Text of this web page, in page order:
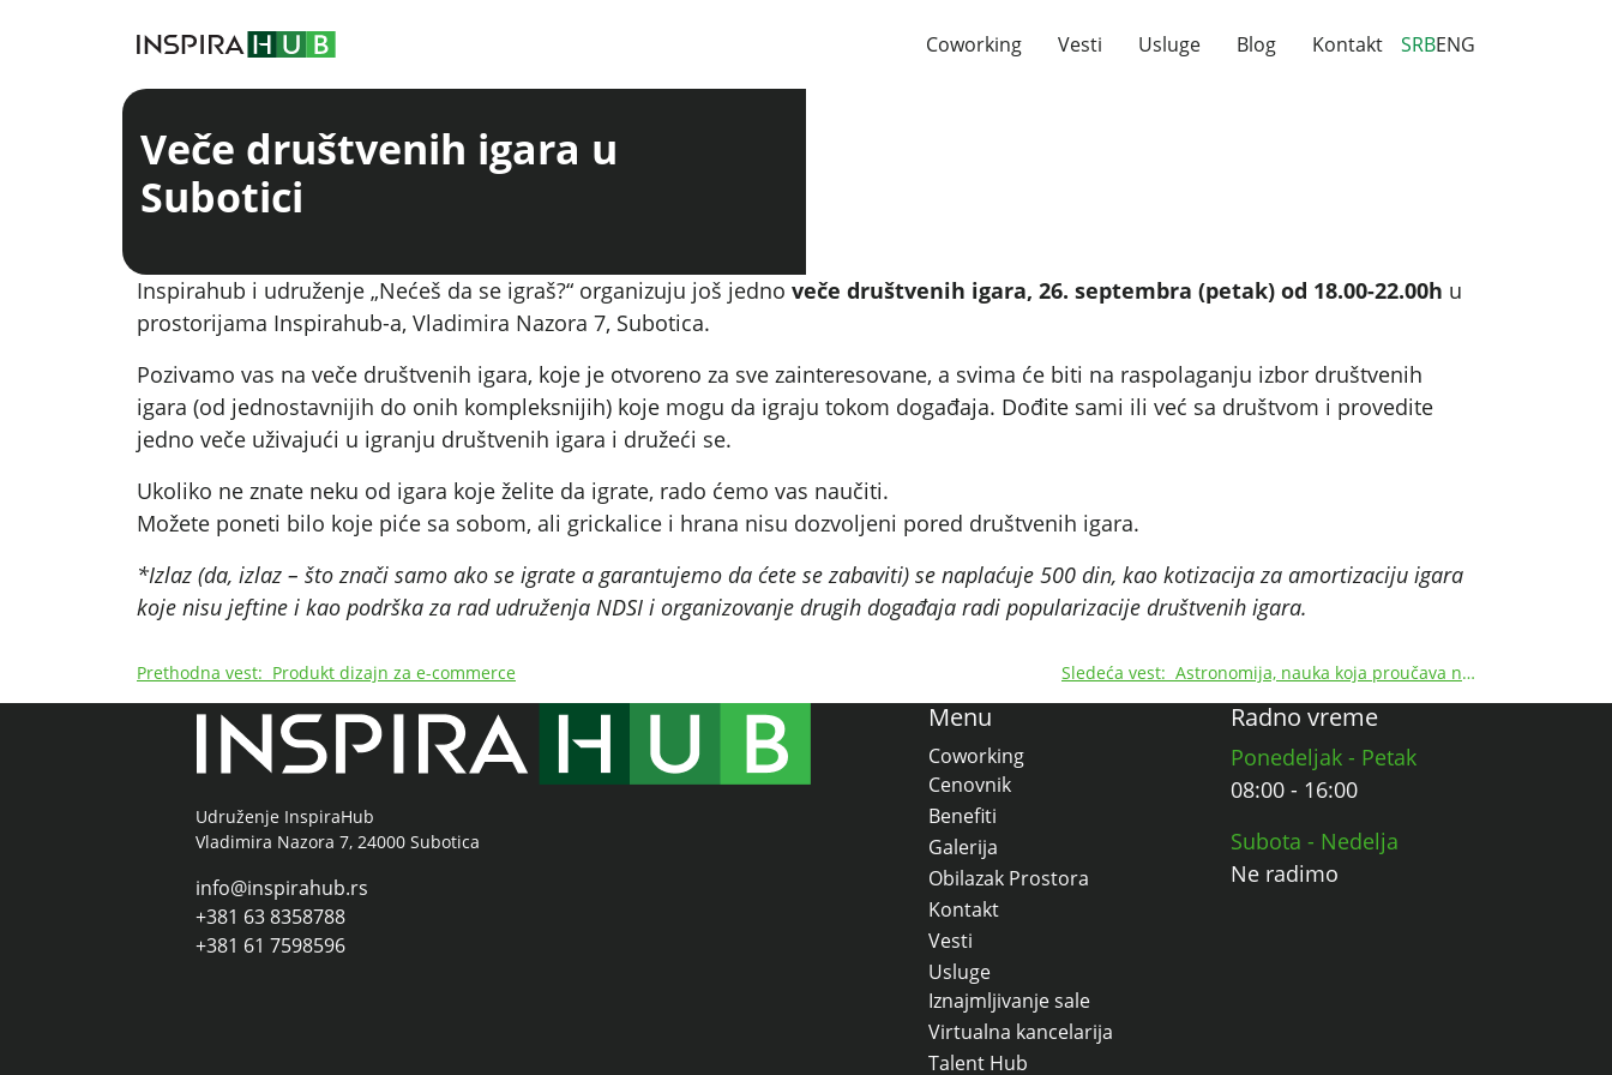
Coworking Vesti Usluge Blog Kontakt SRBENG
Veče društvenih igara u
Subotici
Inspirahub i udruženje „Nećeš da se igraš?“ organizuju još jedno veče društvenih igara, 26. septembra (petak) od 18.00-22.00h u
prostorijama Inspirahub-a, Vladimira Nazora 7, Subotica.
Pozivamo vas na veče društvenih igara, koje je otvoreno za sve zainteresovane, a svima će biti na raspolaganju izbor društvenih
igara (od jednostavnijih do onih kompleksnijih) koje mogu da igraju tokom događaja. Dođite sami ili već sa društvom i provedite
jedno veče uživajući u igranju društvenih igara i družeći se.
Ukoliko ne znate neku od igara koje želite da igrate, rado ćemo vas naučiti.
Možete poneti bilo koje piće sa sobom, ali grickalice i hrana nisu dozvoljeni pored društvenih igara.
*Izlaz (da, izlaz – što znači samo ako se igrate a garantujemo da ćete se zabaviti) se naplaćuje 500 din, kao kotizacija za amortizaciju igara
koje nisu jeftine i kao podrška za rad udruženja NDSI i organizovanje drugih događaja radi popularizacije društvenih igara.
Кретање
чланка
Prethodna vest: Produkt dizajn za e-commerce Sledeća vest: Astronomija, nauka koja proučava noćno nebo
Udruženje InspiraHub
Vladimira Nazora 7, 24000 Subotica
info@inspirahub.rs
+381 63 8358788
+381 61 7598596
Menu
Coworking
Cenovnik
Benefiti
Galerija
Obilazak Prostora
Kontakt
Vesti
Usluge
Iznajmljivanje sale
Virtualna kancelarija
Talent Hub
Radno vreme
Ponedeljak - Petak
08:00 - 16:00
Subota - Nedelja
Ne radimo